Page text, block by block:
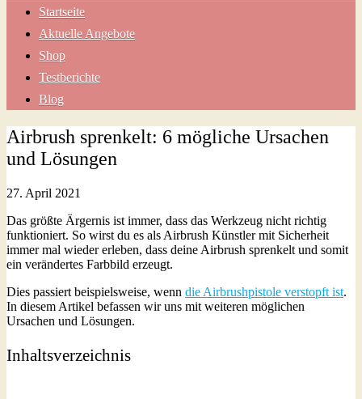
Startseite
Aktuelle Angebote
Shop
Testberichte
Blog
Airbrush sprenkelt: 6 mögliche Ursachen
und Lösungen
27. April 2021
Das größte Ärgernis ist immer, dass das Werkzeug nicht richtig
funktioniert. So wirst du es als Airbrush Künstler mit Sicherheit
immer mal wieder erleben, dass deine Airbrush sprenkelt und somit
ein verändertes Farbbild erzeugt.
Dies passiert beispielsweise, wenn die Airbrushpistole verstopft ist.
In diesem Artikel befassen wir uns mit weiteren möglichen
Ursachen und Lösungen.
Inhaltsverzeichnis